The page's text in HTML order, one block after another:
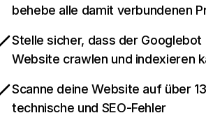
behebe alle damit verbundenen
Stelle sicher, dass der Googlebot
Website crawlen und indexieren
Scanne deine Website auf über
technische und SEO-Fehler